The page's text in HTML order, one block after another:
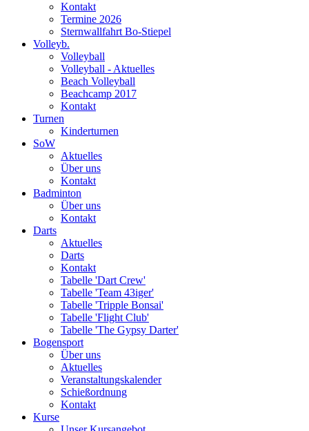
Kontakt
Termine 2026
Sternwallfahrt Bo-Stiepel
Volleyb.
Volleyball
Volleyball - Aktuelles
Beach Volleyball
Beachcamp 2017
Kontakt
Turnen
Kinderturnen
SoW
Aktuelles
Über uns
Kontakt
Badminton
Über uns
Kontakt
Darts
Aktuelles
Darts
Kontakt
Tabelle 'Dart Crew'
Tabelle 'Team 43iger'
Tabelle 'Tripple Bonsai'
Tabelle 'Flight Club'
Tabelle 'The Gypsy Darter'
Bogensport
Über uns
Aktuelles
Veranstaltungskalender
Schießordnung
Kontakt
Kurse